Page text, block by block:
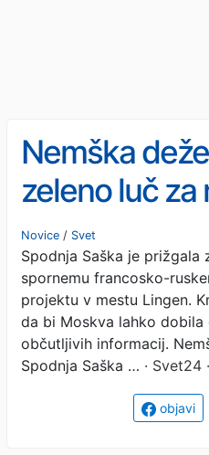
Nemška
zeleno luč za
vohunjenje v
Novice / Svet
Spodnja Saška je prižgala
spornemu francosko-
projektu v mestu Lingen.
da bi Moskva lahko
občutljivih informacij.
Spodnja Saška … · Svet24
objavi